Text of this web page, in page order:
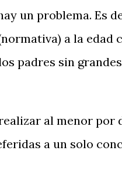
un problema. Es
a la edad
padres sin
al menor por
a un solo